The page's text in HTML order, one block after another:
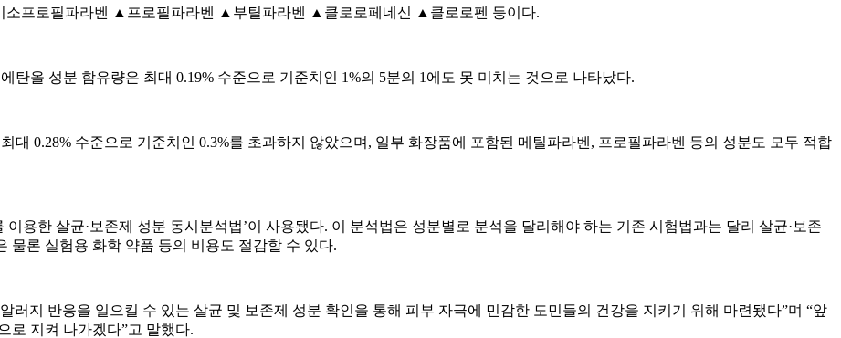
프로필파라벤 ▲프로필파라벤 ▲부틸파라벤 ▲클로로페네신 ▲클로로펜 등이다.
탄올 성분 함유량은 최대 0.19% 수준으로 기준치인 1%의 5분의 1에도 못 미치는 것으로 나타났다.
대 0.28% 수준으로 기준치인 0.3%를 초과하지 않았으며, 일부 화장품에 포함된 메틸파라벤, 프로필파라벤 등의 성분도 모두 적합
용한 살균·보존제 성분 동시분석법’이 사용됐다. 이 분석법은 성분별로 분석을 달리해야 하는 기존 시험법과는 달리 살균·보존
물론 실험용 화학 약품 등의 비용도 절감할 수 있다.
러지 반응을 일으킬 수 있는 살균 및 보존제 성분 확인을 통해 피부 자극에 민감한 도민들의 건강을 지키기 위해 마련됐다”며 “앞
로 지켜 나가겠다”고 말했다.